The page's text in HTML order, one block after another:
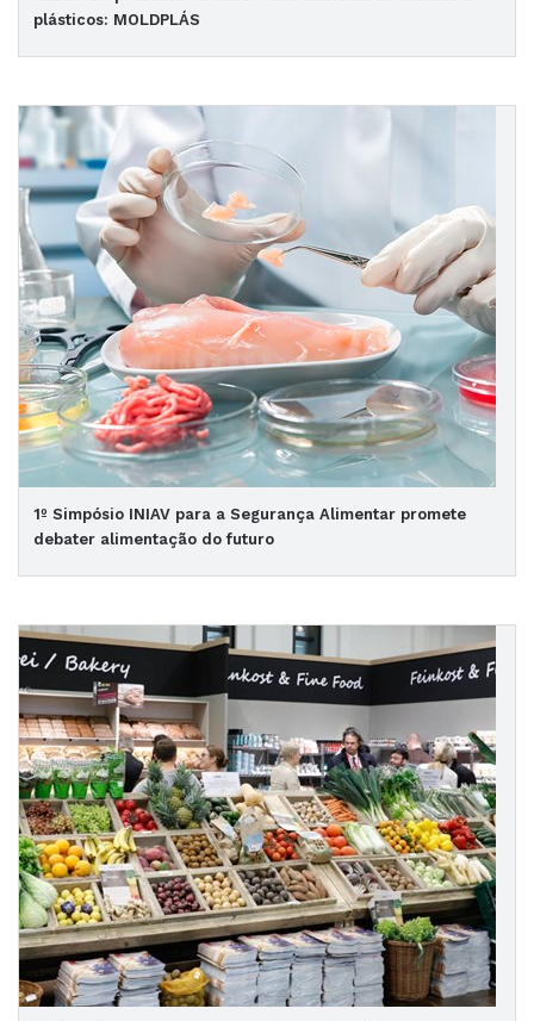
plásticos: MOLDPLÁS
1º Simpósio INIAV para a Segurança Alimentar promete
debater alimentação do futuro